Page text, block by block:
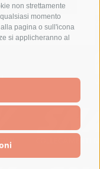
non strettamente
momento
pagina o sull'icona
si applicheranno al
vincenzo de luca